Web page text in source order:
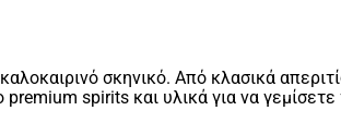
σκηνικό. Από κλασικά
spirits και υλικά για να